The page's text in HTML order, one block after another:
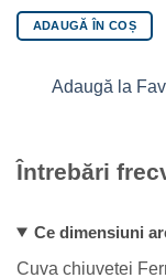
ADAUGĂ ÎN COȘ
Adaugă la
Întrebări
Ce dimensiuni
Cuva chiuvetei